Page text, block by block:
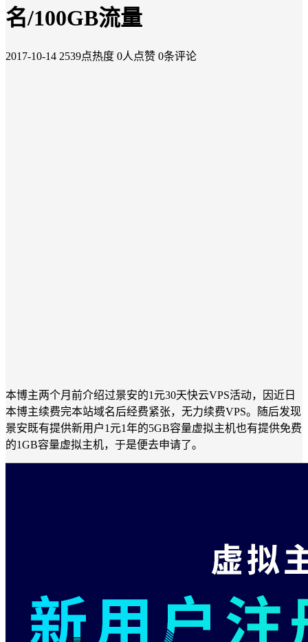
名/100GB流量
2017-10-14 2539点热度 0人点赞 0条评论
本博主两个月前介绍过景安的1元30天快云VPS活动，因近日
本博主续费完本站域名后经费紧张，无力续费VPS。随后发现
景安既有提供新用户1元1年的5GB容量虚拟主机也有提供免费
的1GB容量虚拟主机，于是便去申请了。